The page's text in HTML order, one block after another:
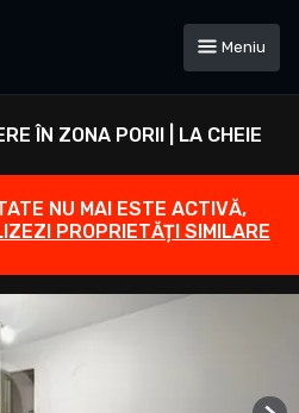
Meniu
ÎN ZONA PORII | LA CHEIE
NU MAI ESTE ACTIVĂ,
PROPRIETĂȚI SIMILARE